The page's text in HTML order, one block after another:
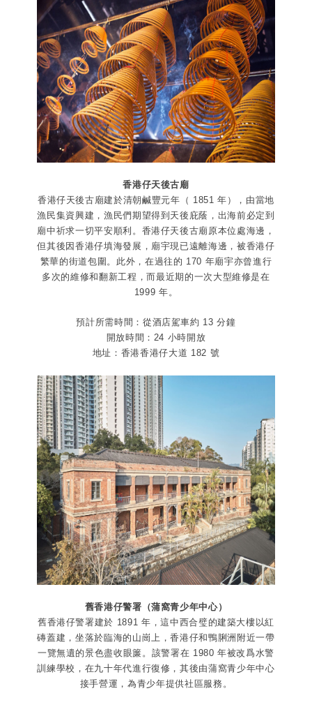
香港仔天後古廟
香港仔天後古廟建於清朝鹹豐元年（ 1851 年），由當地
漁民集資興建，漁民們期望得到天後庇蔭，出海前必定到
廟中祈求一切平安順利。香港仔天後古廟原本位處海邊，
但其後因香港仔填海發展，廟宇現已遠離海邊，被香港仔
繁華的街道包圍。此外，在過往的 170 年廟宇亦曾進行
多次的維修和翻新工程，而最近期的一次大型維修是在
1999 年。
預計所需時間：從酒店駕車約 13 分鐘
開放時間：24 小時開放
地址：香港香港仔大道 182 號
舊香港仔警署（蒲窩青少年中心）
舊香港仔警署建於 1891 年，這中西合璧的建築大樓以紅
磚蓋建，坐落於臨海的山崗上，香港仔和鴨脷洲附近一帶
一覽無遺的景色盡收眼簾。該警署在 1980 年被改爲水警
訓練學校，在九十年代進行復修，其後由蒲窩青少年中心
接手營運，為青少年提供社區服務。